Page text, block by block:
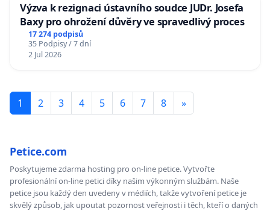
Výzva k rezignaci ústavního soudce JUDr. Josefa
Baxy pro ohrožení důvěry ve spravedlivý proces
17 274 podpisů
35 Podpisy / 7 dní
2 Jul 2026
1 2 3 4 5 6 7 8 »
Petice.com
Poskytujeme zdarma hosting pro on-line petice. Vytvořte
profesionální on-line petici díky našim výkonným službám. Naše
petice jsou každý den uvedeny v médiích, takže vytvoření petice je
skvělý způsob, jak upoutat pozornost veřejnosti i těch, kteří o daných